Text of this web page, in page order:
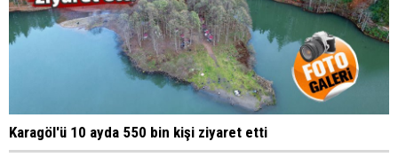
Karagöl'ü 10 ayda 550 bin kişi ziyaret etti